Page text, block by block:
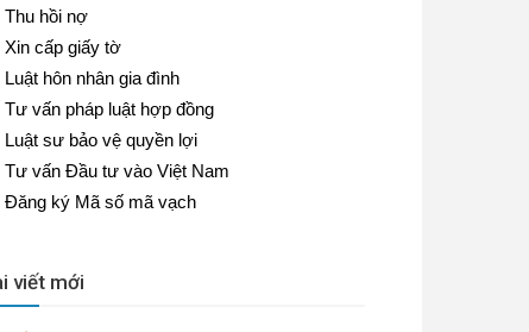
Thu hồi nợ
Xin cấp giấy tờ
Luật hôn nhân gia đình
Tư vấn pháp luật hợp đồng
Luật sư bảo vệ quyền lợi
Tư vấn Đầu tư vào Việt Nam
Đăng ký Mã số mã vạch
viết mới